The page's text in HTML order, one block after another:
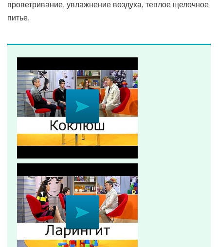
проветривание, увлажнение воздуха, теплое щелочное
питье.